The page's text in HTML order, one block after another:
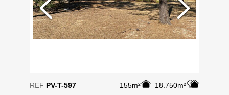
155m² 18.750m²
REF PV-T-597